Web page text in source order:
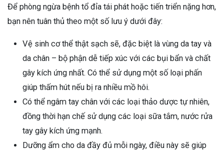
Để phòng ngừa bệnh tổ đỉa tái phát hoặc tiến triển nặng hơn,
bạn nên tuân thủ theo một số lưu ý dưới đây:
Vệ sinh cơ thể thật sạch sẽ, đặc biệt là vùng da tay và
da chân – bộ phận dễ tiếp xúc với các bụi bẩn và chất
gây kích ứng nhất. Có thể sử dụng một số loại phấn
giúp thấm hút nếu bị ra nhiều mồ hôi.
Có thể ngâm tay chân với các loại thảo dược tự nhiên,
đồng thời hạn chế sử dụng các loại sữa tắm, nước rửa
tay gây kích ứng mạnh.
Dưỡng ẩm cho da đầy đủ mỗi ngày, điều này sẽ giúp